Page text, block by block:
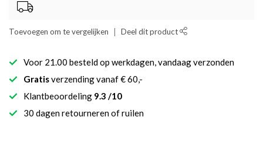
Toevoegen om te vergelijken Deel dit product
Voor 21.00 besteld op werkdagen, vandaag verzonden
Gratisverzending vanaf € 60,-
Klantbeoordeling 9.3 /10
30 dagen retourneren of ruilen